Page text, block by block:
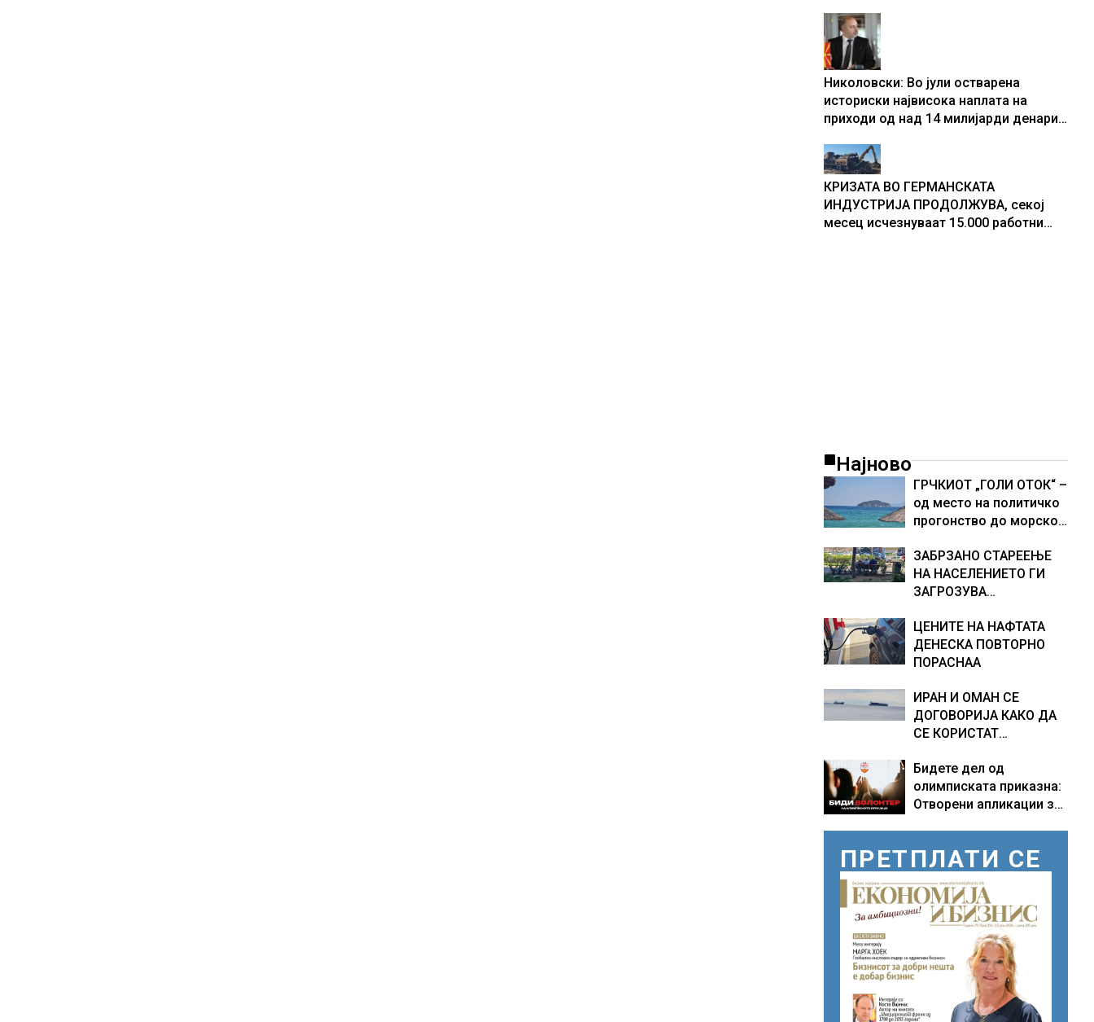
центри за податоци
Николовски: Во јули остварена
историски највисока наплата на
приходи од над 14 милијарди денари
резултати
КРИЗАТА ВО ГЕРМАНСКАТА
ИНДУСТРИЈА ПРОДОЛЖУВА, секој
месец исчезнуваат 15.000 работни
Најново
ГРЧКИОТ „ГОЛИ ОТОК“ –
од место на политичко
прогонство до морско
ЗАБРЗАНО СТАРЕЕЊЕ
НА НАСЕЛЕНИЕТО ГИ
ЗАГРОЗУВА
ВО ЕВРОПА и
долгорочниот
економски раст
ЦЕНИТЕ НА НАФТАТА
ДЕНЕСКА ПОВТОРНО
ПОРАСНАА
ИРАН И ОМАН СЕ
ДОГОВОРИЈА КАКО ДА
СЕ КОРИСТАТ
КОРИДОРИ ЗА
БРОДОВИТЕ НИЗ
ОРМУСКАТА ТЕСНИНА
Бидете дел од
олимписката приказна:
Отворени апликации за
ПРЕТПЛАТИ СЕ